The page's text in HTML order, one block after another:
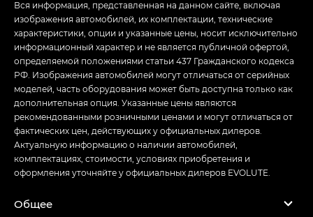
Вся информация, представленная на данном сайте, включая
изображения автомобилей, их комплектации, технические
характеристики, опции и указанные цены, носит исключительно
информационный характер и не является публичной офертой,
определяемой положениями статьи 437 Гражданского кодекса
РФ. Изображения автомобилей могут отличаться от серийных
моделей, часть оборудования может быть доступна только как
дополнительная опция. Указанные цены являются
рекомендованными розничными ценами и могут отличаться от
фактических цен, действующих у официальных дилеров.
Актуальную информацию о наличии автомобилей,
комплектациях, стоимости, условиях приобретения и
оформления уточняйте у официальных дилеров EVOLUTE.
Общее